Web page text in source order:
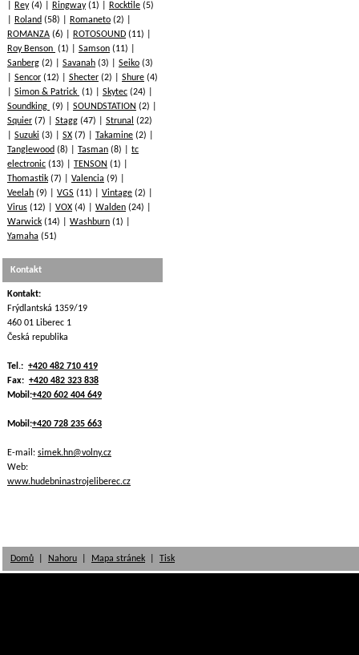
Rey(4) Ringway(1) Rocktile (5)
Roland (58) Romaneto (2)
ROMANZA (6) ROTOSOUND (11)
Roy Benson (1) Samson (11)
Sanberg (2) Savanah (3) Seiko (3)
Sencor (12) Shecter (2) Shure (4)
Simon & Patrick (1) Skytec (24)
Soundking (9) SOUNDSTATION (2)
Squier (7) Stagg (47) Strunal (22)
Suzuki (3) SX (7) Takamine (2)
Tanglewood (8) Tasman (8)
tc
electronic (13) TENSON (1)
Thomastik (7) Valencia (9)
Veelah (9) VGS (11) Vintage (2)
Virus (12) VOX (4) Walden (24)
Warwick (14) Washburn (1)
Yamaha (51)
Kontakt
Kontakt:
Frýdlantská 1359/19
460 01 Liberec 1
Česká republika
Tel.: +420 482 710 419
Fax: +420 482 323 838
Mobil:+420 602 404 649
Mobil:+420 728 235 663
E-mail: simek.hn@volny.cz
Web:
www.hudebninastrojeliberec.cz
Domů Nahoru Mapa stránek Tisk